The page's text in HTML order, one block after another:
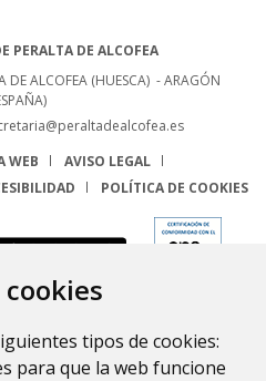
tipos de cookies:
para que la web funcione
PERALTA DE ALCOFEA
DE ALCOFEA (HUESCA) - ARAGÓN
WEB
AVISO LEGAL
POLÍTICA DE COOKIES